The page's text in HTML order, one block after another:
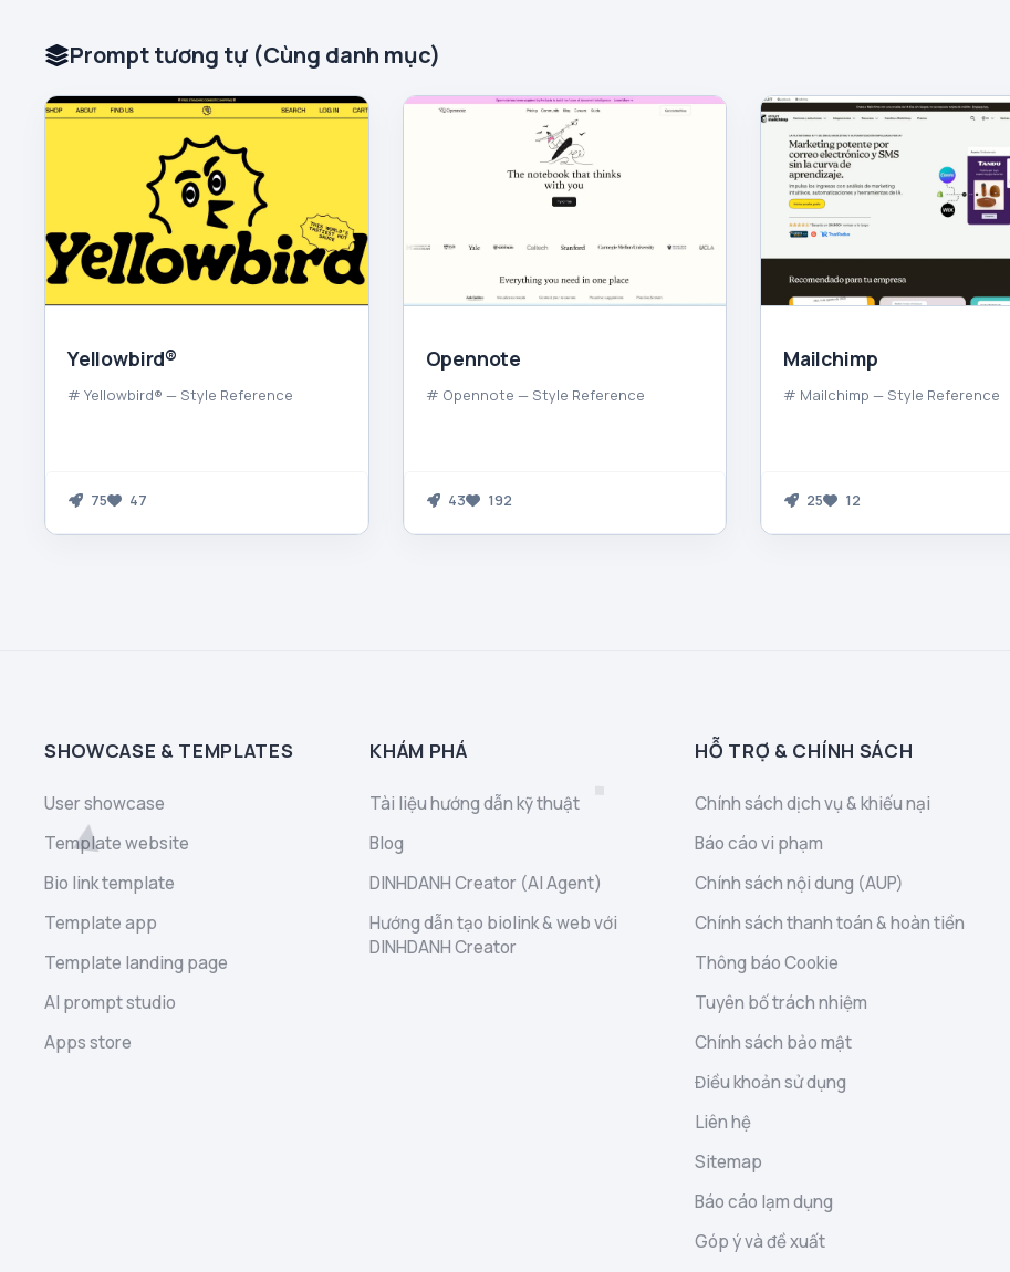
Prompt tương tự (Cùng danh mục)
Yellowbird®
# Yellowbird® — Style Reference
75 47
Opennote
# Opennote — Style Reference
43 192
Mailchimp
# Mailchimp — Style Reference
25 12
SHOWCASE & TEMPLATES
User showcase
Template website
Bio link template
Template app
Template landing page
AI prompt studio
Apps store
KHÁM PHÁ
Tài liệu hướng dẫn kỹ thuật
Blog
DINHDANH Creator (AI Agent)
Hướng dẫn tạo biolink & web với
DINHDANH Creator
HỖ TRỢ & CHÍNH SÁCH
Chính sách dịch vụ & khiếu nại
Báo cáo vi phạm
Chính sách nội dung (AUP)
Chính sách thanh toán & hoàn tiền
Thông báo Cookie
Tuyên bố trách nhiệm
Chính sách bảo mật
Điều khoản sử dụng
Liên hệ
Sitemap
Báo cáo lạm dụng
Góp ý và đề xuất